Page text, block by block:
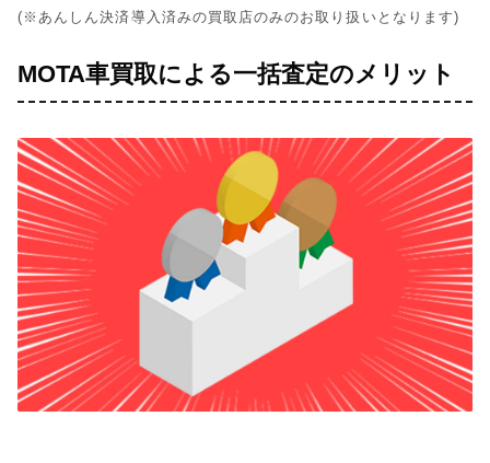
(※あんしん決済導入済みの買取店のみのお取り扱いとなります)
MOTA車買取による一括査定のメリット